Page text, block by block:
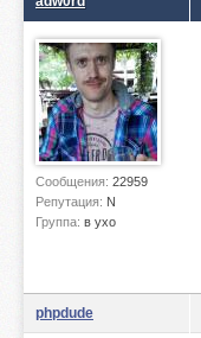
Сообщения: 22959
Репутация: N
Группа: в ухо
phpdude